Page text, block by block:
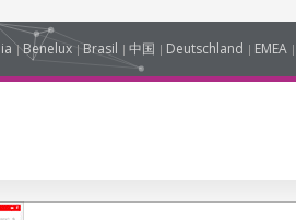
Benelux Brasil 中国 Deutschland EMEA